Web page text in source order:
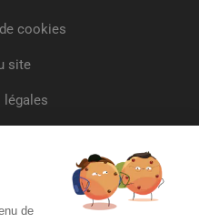
cookies
site
légales
de